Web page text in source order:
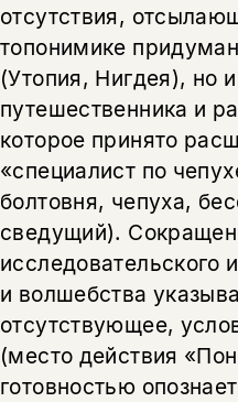
отсутствия,
топонимике
(Утопия, Нигдея), но
путешественника и
которое принято
«специалист по
болтовня, чепуха,
сведущий).
исследовательского
и волшебства
отсутствующее,
(место действия
готовностью